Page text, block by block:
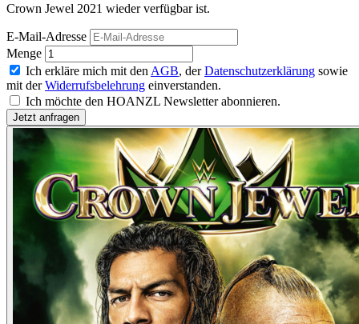
Crown Jewel 2021 wieder verfügbar ist.
E-Mail-Adresse
Menge
Ich erkläre mich mit den AGB, derDatenschutzerklärung sowie
mit derWiderrufsbelehrung einverstanden.
Ich möchte den HOANZL Newsletter abonnieren.